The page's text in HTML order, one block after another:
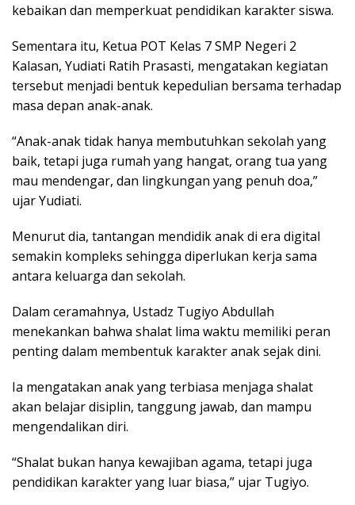
kebaikan dan memperkuat pendidikan karakter siswa.
Sementara itu, Ketua POT Kelas 7 SMP Negeri 2
Kalasan, Yudiati Ratih Prasasti, mengatakan kegiatan
tersebut menjadi bentuk kepedulian bersama terhadap
masa depan anak-anak.
“Anak-anak tidak hanya membutuhkan sekolah yang
baik, tetapi juga rumah yang hangat, orang tua yang
mau mendengar, dan lingkungan yang penuh doa,”
ujar Yudiati.
Menurut dia, tantangan mendidik anak di era digital
semakin kompleks sehingga diperlukan kerja sama
antara keluarga dan sekolah.
Dalam ceramahnya, Ustadz Tugiyo Abdullah
menekankan bahwa shalat lima waktu memiliki peran
penting dalam membentuk karakter anak sejak dini.
Ia mengatakan anak yang terbiasa menjaga shalat
akan belajar disiplin, tanggung jawab, dan mampu
mengendalikan diri.
“Shalat bukan hanya kewajiban agama, tetapi juga
pendidikan karakter yang luar biasa,” ujar Tugiyo.